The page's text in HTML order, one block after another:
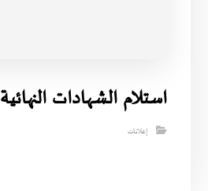
استلام الشهادات النهائية
إعلانات